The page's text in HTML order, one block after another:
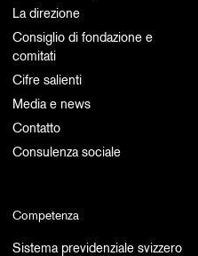
La direzione
Consiglio di fondazione e
comitati
Cifre salienti
Media e news
Contatto
Consulenza sociale
Competenza
Sistema previdenziale svizzero